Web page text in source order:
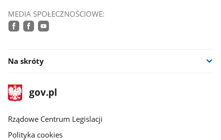
MEDIA SPOŁECZNOŚCIOWE:
Na skróty
stopka
gov.plStrona
gov.pl
Rządowe Centrum Legislacji
Polityka cookies